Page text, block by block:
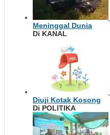
Meninggal Dunia
Di KANAL
Diuji Kotak Kosong
Di POLITIKA